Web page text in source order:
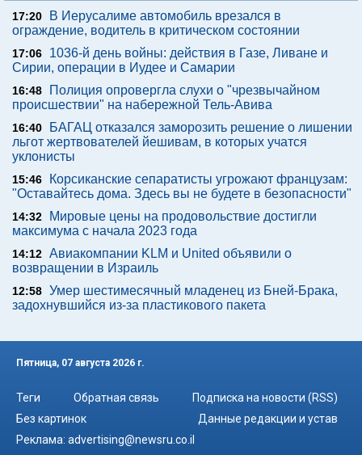
17:20
В Иерусалиме автомобиль врезался в
ограждение, водитель в критическом состоянии
17:06
1036-й день войны: действия в Газе, Ливане и
Сирии, операции в Иудее и Самарии
16:48
Полиция опровергла слухи о "чрезвычайном
происшествии" на набережной Тель-Авива
16:40
БАГАЦ отказался заморозить решение о лишении
льгот жертвователей йешивам, в которых учатся
уклонисты
15:46
Корсиканские сепаратисты угрожают французам:
"Оставайтесь дома. Здесь вы не будете в безопасности"
14:32
Мировые цены на продовольствие достигли
максимума с начала 2023 года
14:12 Авиакомпании KLM и United объявили о
возвращении в Израиль
12:58 Умер шестимесячный младенец из Бней-Брака,
задохнувшийся из-за пластикового пакета
Пятница, 07 августа 2026 г.
Теги Обратная связь
Подписка на новости (RSS)
Без картинок
Данные редакции и устав
Реклама: advertising@newsru.co.il